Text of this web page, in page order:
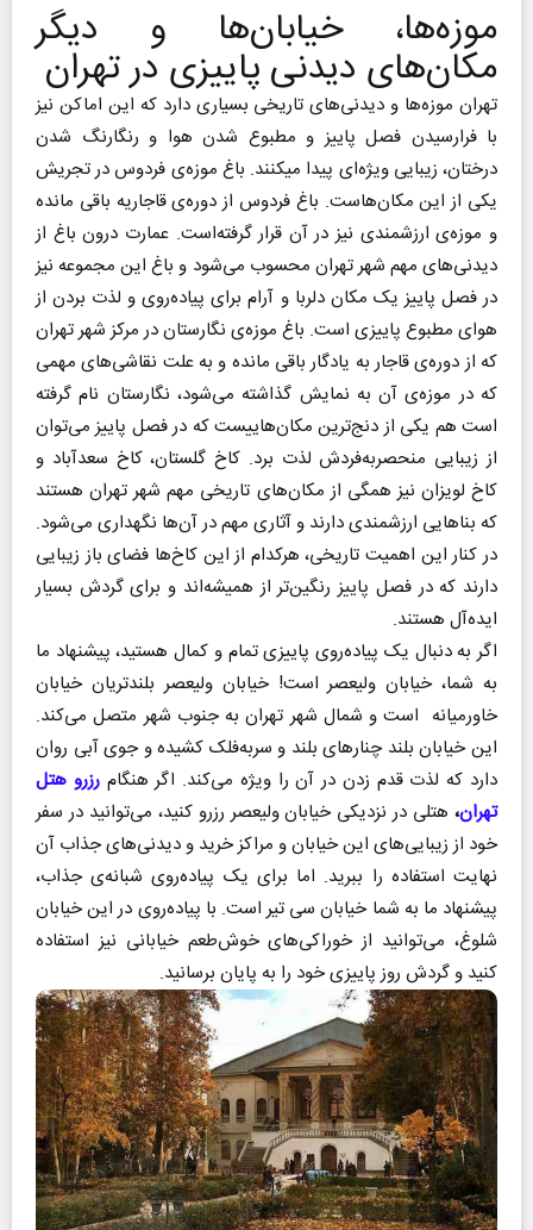
موزه‌ها، خیابان‌ها و دیگر
مکان‌های دیدنی پاییزی در تهران
تهران موزه‌ها و دیدنی‌های تاریخی بسیاری دارد که این اماکن نیز
با فرارسیدن فصل پاییز و مطبوع شدن هوا و رنگارنگ شدن
درختان، زیبایی ویژه‌ای پیدا میکنند. باغ موزه‌‌ی فردوس در تجریش
یکی از این مکان‌هاست. باغ فردوس از دوره‌ی قاجاریه باقی مانده
و موزه‌ی ارزشمندی نیز در آن قرار گرفته‌است. عمارت درون باغ از
دیدنی‌های مهم شهر تهران محسوب می‌شود و باغ این مجموعه نیز
در فصل پاییز یک مکان دلربا و آرام برای پیاده‌روی و لذت بردن از
هوای مطبوع پاییزی است. باغ موزه‌ی نگارستان در مرکز شهر تهران
که از دوره‌ی قاجار به یادگار باقی مانده و به علت نقاشی‌های مهمی
که در موزه‌‌ی آن به نمایش گذاشته می‌شود، نگارستان نام گرفته
است هم یکی از دنج‌ترین مکان‌هاییست که در فصل پاییز می‌توان
از زیبایی منحصربه‌فردش لذت برد. کاخ گلستان، کاخ سعدآباد و
کاخ لویزان نیز همگی از مکان‌های تاریخی مهم شهر تهران هستند
که بناهایی ارزشمندی دارند و آثاری مهم در آن‌ها نگهداری می‌شود.
در کنار این اهمیت تاریخی، هرکدام از این کاخ‌ها فضای باز زیبایی
دارند که در فصل پاییز رنگین‌تر از همیشه‌اند و برای گردش بسیار
ایده‌آل هستند.
اگر به دنبال یک پیاده‌روی پاییزی تمام و کمال هستید، پیشنهاد ما
به شما، خیابان ولیعصر است! خیابان ولیعصر بلندتریان خیابان
خاورمیانه است و شمال شهر تهران به جنوب شهر متصل می‌کند.
این خیابان بلند چنارهای بلند و سربه‌فلک کشیده و جوی آبی روان
دارد که لذت قدم زدن در آن را ویژه می‌کند. اگر هنگامرزرو هتل
تهران، هتلی در نزدیکی خیابان ولیعصر رزرو کنید، می‌توانید در سفر
خود از زیبایی‌های این خیابان و مراکز خرید و دیدنی‌های جذاب آن
نهایت استفاده را ببرید. اما برای یک پیاده‌روی شبانه‌ی جذاب،
پیشنهاد ما به شما خیابان سی تیر است. با پیاده‌روی در این خیابان
شلوغ، می‌توانید از خوراکی‌های خوش‌طعم خیابانی نیز استفاده
کنید و گردش روز پاییزی خود را به پایان برسانید.